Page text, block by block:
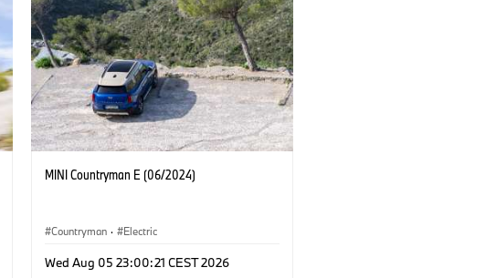
MINI Countryman E (06/2024)
Countryman · Electric
Wed Aug 05 23:00:21 CEST 2026